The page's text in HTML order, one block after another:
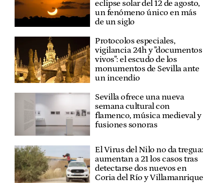
eclipse solar del 12 de agosto,
un fenómeno único en más
de un siglo
Protocolos especiales,
vigilancia 24h y "documentos
vivos": el escudo de los
monumentos de Sevilla ante
un incendio
Sevilla ofrece una nueva
semana cultural con
flamenco, música medieval y
fusiones sonoras
El Virus del Nilo no da tregua:
aumentan a 21 los casos tras
detectarse dos nuevos en
Coria del Río y Villamanrique